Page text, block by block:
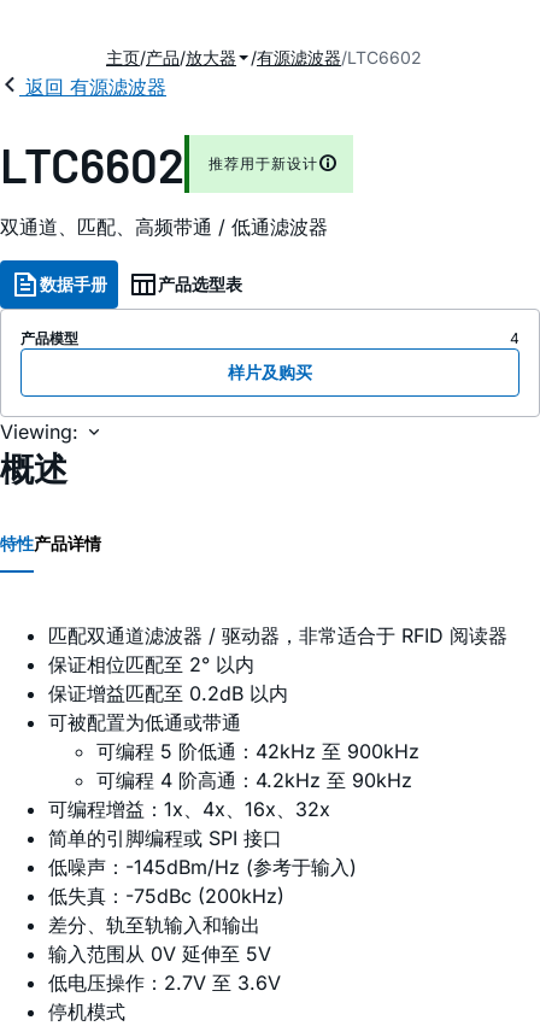
主页 产品 放大器 有源滤波器 LTC6602
返回 有源滤波器
LTC6602 推荐用于新设计
双通道、匹配、高频带通 / 低通滤波器
数据手册 产品选型表
产品模型 4
样片及购买
Viewing:
概述
特性产品详情
匹配双通道滤波器 / 驱动器，非常适合于 RFID 阅读器
保证相位匹配至 2° 以内
保证增益匹配至 0.2dB 以内
可被配置为低通或带通
可编程 5 阶低通：42kHz 至 900kHz
可编程 4 阶高通：4.2kHz 至 90kHz
可编程增益：1x、4x、16x、32x
简单的引脚编程或 SPI 接口
低噪声：-145dBm/Hz (参考于输入)
低失真：-75dBc (200kHz)
差分、轨至轨输入和输出
输入范围从 0V 延伸至 5V
低电压操作：2.7V 至 3.6V
停机模式